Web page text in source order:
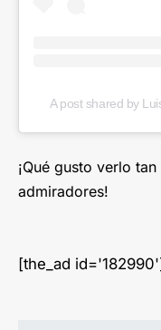
A post shared by
¡Qué gusto verlo
admiradores!
[the_ad id='182990']